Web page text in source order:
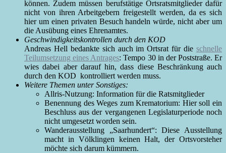
können. Zudem müssen berufstätige Ortsratsmitglieder dafür
nicht von ihren Arbeitgebern freigestellt werden, da es sich
hier um einen privaten Besuch handeln würde, nicht aber um
die Ausübung eines Ehrenamtes.
Geschwindigkeitskontrollen durch den KOD
Andreas Hell bedankte sich auch im Ortsrat für die schnelle
Teilumsetzung eines Antrages: Tempo 30 in der Poststraße. Er
wies dabei aber darauf hin, dass diese Beschränkung auch
durch den KOD kontrolliert werden muss.
Weitere Themen unter Sonstiges:
Allris-Nutzung: Information für die Ratsmitglieder
Benennung des Weges zum Krematorium: Hier soll ein
Beschluss aus der vergangenen Legislaturperiode noch
nicht umgesetzt worden sein.
Wanderausstellung „Saarhundert“: Diese Ausstellung
macht in Völklingen keinen Halt, der Ortsvorsteher
möchte sich darum kümmern.